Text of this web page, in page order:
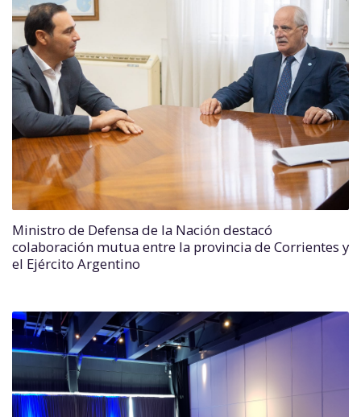
Ministro de Defensa de la Nación destacó
colaboración mutua entre la provincia de Corrientes y
el Ejército Argentino